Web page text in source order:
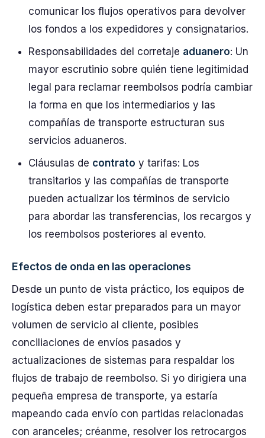
comunicar los flujos operativos para devolver
los fondos a los expedidores y consignatarios.
Responsabilidades del corretaje aduanero: Un
mayor escrutinio sobre quién tiene legitimidad
legal para reclamar reembolsos podría cambiar
la forma en que los intermediarios y las
compañías de transporte estructuran sus
servicios aduaneros.
Cláusulas de contrato y tarifas: Los
transitarios y las compañías de transporte
pueden actualizar los términos de servicio
para abordar las transferencias, los recargos y
los reembolsos posteriores al evento.
Efectos de onda en las operaciones
Desde un punto de vista práctico, los equipos de
logística deben estar preparados para un mayor
volumen de servicio al cliente, posibles
conciliaciones de envíos pasados y
actualizaciones de sistemas para respaldar los
flujos de trabajo de reembolso. Si yo dirigiera una
pequeña empresa de transporte, ya estaría
mapeando cada envío con partidas relacionadas
con aranceles; créanme, resolver los retrocargos